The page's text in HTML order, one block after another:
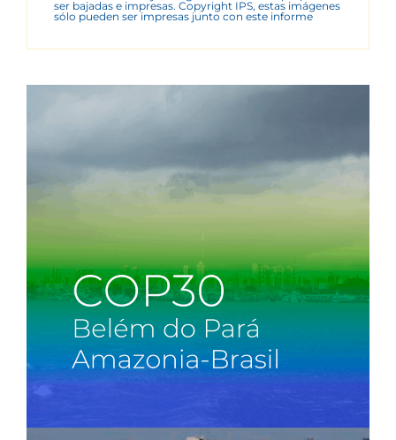
ser bajadas e impresas. Copyright IPS, estas imágenes
sólo pueden ser impresas junto con este informe